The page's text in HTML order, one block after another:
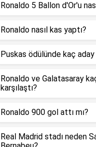
Ronaldo 5 Ballon d'Or'u
Ronaldo nasıl kas yaptı?
Puskas ödülünde kaç aday
Ronaldo ve Galatasaray
karşılaştı?
Ronaldo 900 gol attı mı?
Real Madrid stadı neden